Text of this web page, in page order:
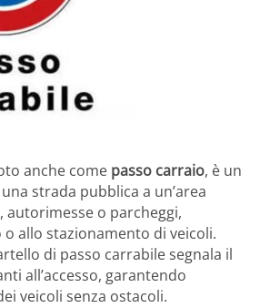
anche come passo carraio, è un
strada pubblica a un’area
autorimesse o parcheggi,
allo stazionamento di veicoli.
di passo carrabile segnala il
all’accesso, garantendo
veicoli senza ostacoli.